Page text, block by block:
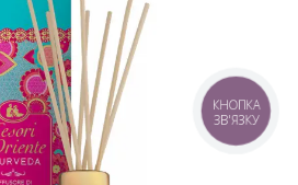
КНОПКА
ЗВ'ЯЗКУ